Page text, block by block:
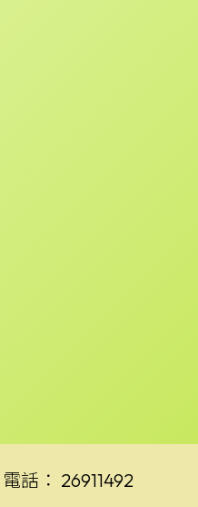
電話： 26911492